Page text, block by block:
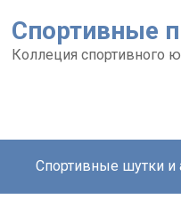
Спортивные
Коллеция спортивного
Спортивные шутки и